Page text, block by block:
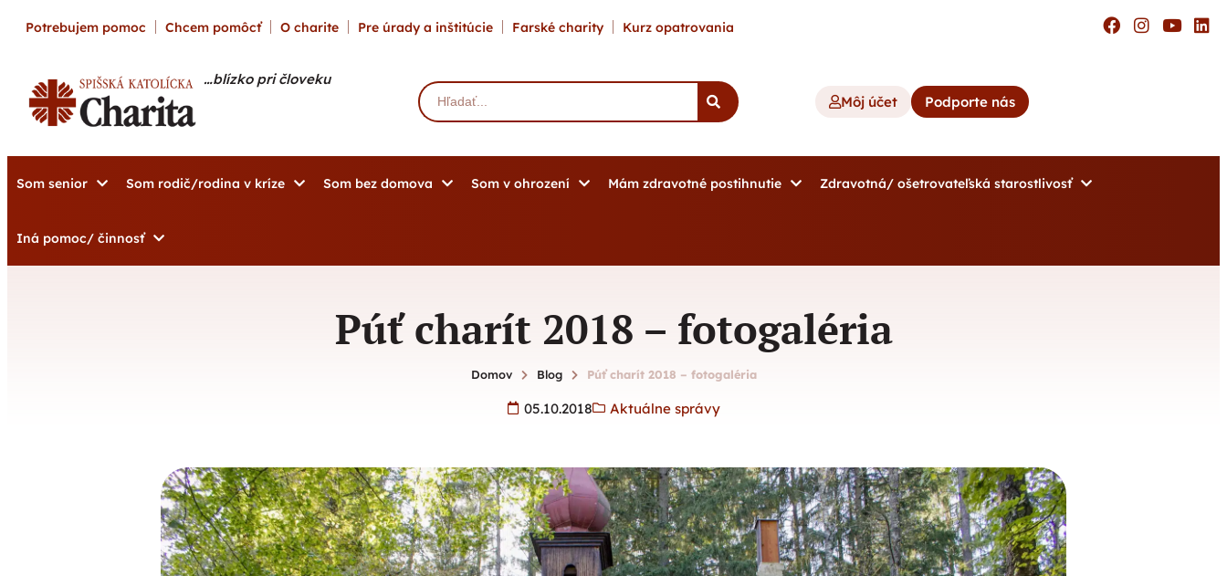
Potrebujem pomoc Chcem pomôcť O charite Pre úrady a inštitúcie Farské charity Kurz opatrovania
…blízko pri človeku
Môj účet
Podporte nás
Som senior Som rodič/rodina v kríze Som bez domova Som v ohrození Mám zdravotné postihnutie Zdravotná/ ošetrovateľská starostlivosť
Iná pomoc/ činnosť
Púť charít 2018 – fotogaléria
Domov Blog Púť charít 2018 – fotogaléria
05.10.2018 Aktuálne správy